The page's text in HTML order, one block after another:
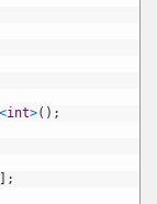
<int>( ) ;
;